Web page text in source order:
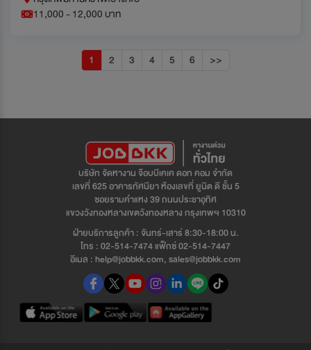
11,000 - 12,000 บาท
1 2 3 4 5 6 >>
บริษัท จัดหางาน จ๊อบบีเคเค ดอท คอม จำกัด
เลขที่ 625 อาคารทัศนียา ห้องเลขที่ ยูนิต ดี ชั้น 5
ซอยรามคำแหง 39 ถนนประชาอุทิศ
แขวงวังทองหลางเขตวังทองหลาง กรุงเทพฯ 10310
ฝ่ายบริการลูกค้า : จันทร์-เสาร์ 8:30-18:00 น.
โทร : 02-514-7474 แฟ็กซ์ 02-514-7447
อีเมล : help@jobbkk.com, sales@jobbkk.com